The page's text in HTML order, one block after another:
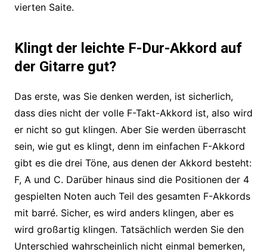
vierten Saite.
Klingt der leichte F-Dur-Akkord auf
der Gitarre gut?
Das erste, was Sie denken werden, ist sicherlich,
dass dies nicht der volle F-Takt-Akkord ist, also wird
er nicht so gut klingen. Aber Sie werden überrascht
sein, wie gut es klingt, denn im einfachen F-Akkord
gibt es die drei Töne, aus denen der Akkord besteht:
F, A und C. Darüber hinaus sind die Positionen der 4
gespielten Noten auch Teil des gesamten F-Akkords
mit barré. Sicher, es wird anders klingen, aber es
wird großartig klingen. Tatsächlich werden Sie den
Unterschied wahrscheinlich nicht einmal bemerken,